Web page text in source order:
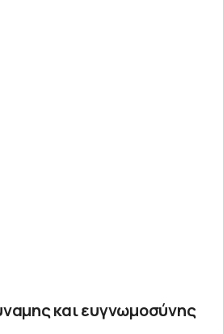
και ευγνωμοσύνης